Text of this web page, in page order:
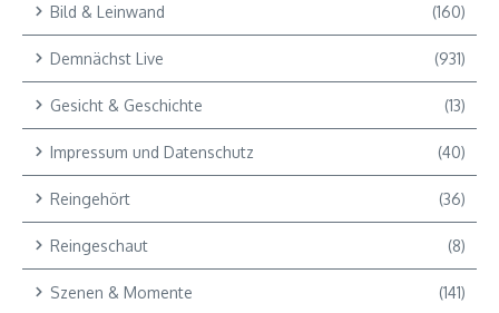
Bild & Leinwand (160)
Demnächst Live (931)
Gesicht & Geschichte (13)
Impressum und Datenschutz (40)
Reingehört (36)
Reingeschaut (8)
Szenen & Momente (141)